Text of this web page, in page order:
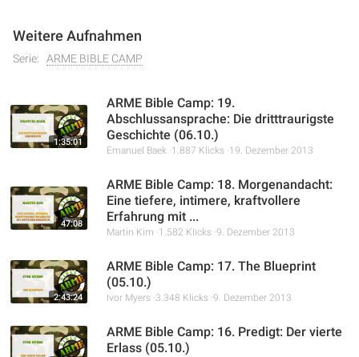
Weitere Aufnahmen
Serie: ARME BIBLE CAMP
1:35:01
ARME Bible Camp: 19.
Abschlussansprache: Die dritttraurigste
Geschichte (06.10.)
Emanuel Baek 1.887 Klicks 19. Dezember 2013
47:08
ARME Bible Camp: 18. Morgenandacht:
Eine tiefere, intimere, kraftvollere
Erfahrung mit ...
Martin Kim 1.582 Klicks 9. Dezember 2013
2:43:24
ARME Bible Camp: 17. The Blueprint
(05.10.)
Ivor Myers 3.348 Klicks 9. Dezember 2013
ARME Bible Camp: 16. Predigt: Der vierte
Erlass (05.10.)